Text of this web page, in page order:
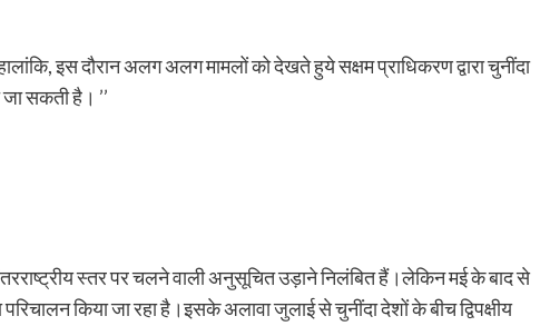
इस दौरान अलग अलग मामलों को देखते हुये सक्षम प्राधिकरण द्वारा चुनींदा
सकती है। ’’
स्तर पर चलने वाली अनुसूचित उड़ाने निलंबित हैं।लेकिन मई के बाद से
किया जा रहा है।इसके अलावा जुलाई से चुनींदा देशों के बीच द्विपक्षीय